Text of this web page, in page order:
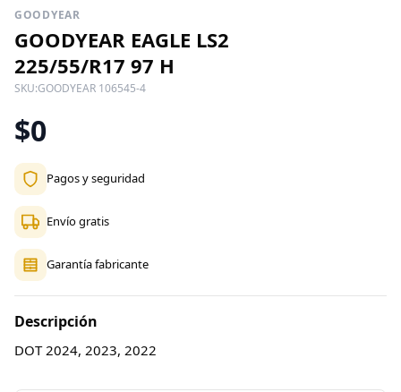
GOODYEAR
GOODYEAR EAGLE LS2
225/55/R17 97 H
SKU:GOODYEAR 106545-4
$0
Pagos y seguridad
Envío gratis
Garantía fabricante
Descripción
DOT 2024, 2023, 2022